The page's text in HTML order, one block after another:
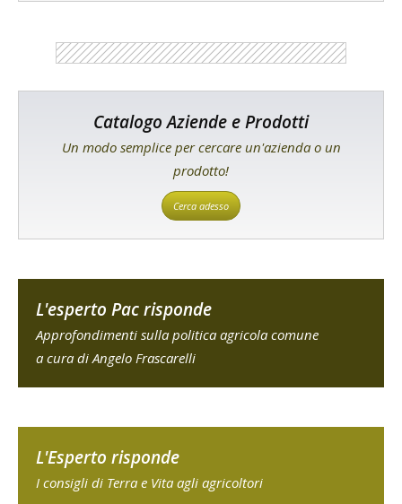
Catalogo Aziende e Prodotti
Un modo semplice per cercare un'azienda o un
prodotto!
Cerca adesso
L'esperto Pac risponde
Approfondimenti sulla politica agricola comune
a cura di Angelo Frascarelli
L'Esperto risponde
I consigli di Terra e Vita agli agricoltori